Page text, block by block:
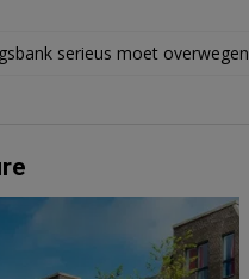
serieus moet overwegen